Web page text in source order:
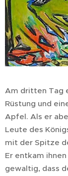
Am dritten Tag
Rüstung und
Apfel. Als er
Leute des
mit der Spitze
Er entkam
gewaltig, dass